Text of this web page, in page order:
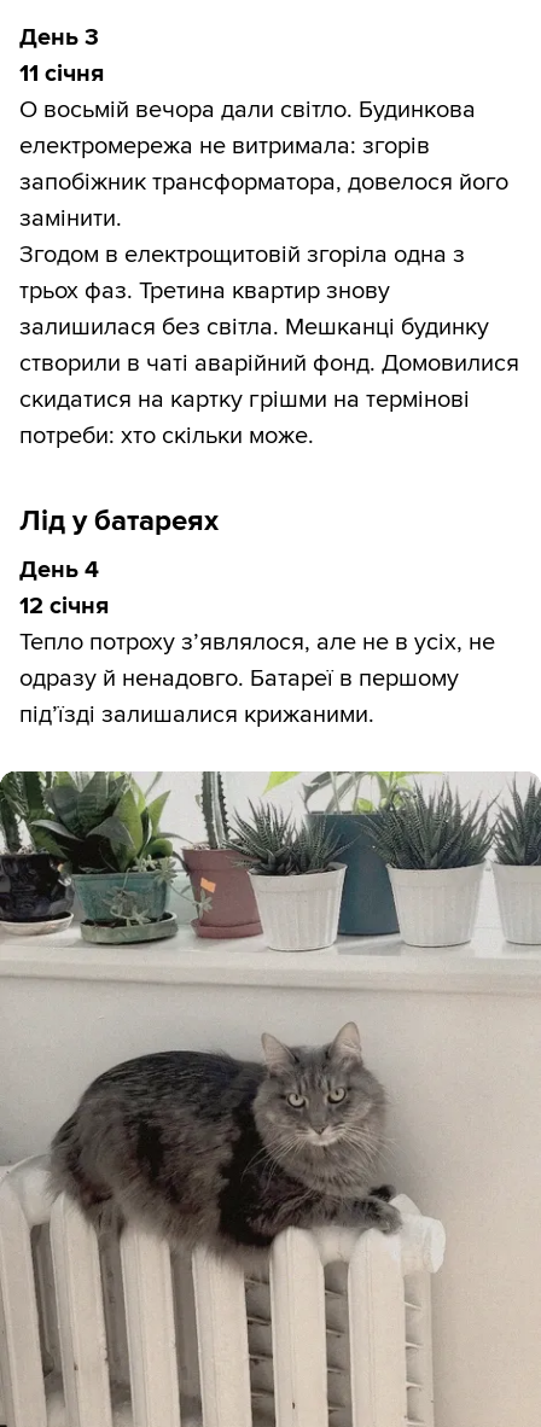
День 3
11 січня
О восьмій вечора дали світло. Будинкова
електромережа не витримала: згорів
запобіжник трансформатора, довелося його
замінити.
Згодом в електрощитовій згоріла одна з
трьох фаз. Третина квартир знову
залишилася без світла. Мешканці будинку
створили в чаті аварійний фонд. Домовилися
скидатися на картку грішми на термінові
потреби: хто скільки може.
Лід у батареях
День 4
12 січня
Тепло потроху з’являлося, але не в усіх, не
одразу й ненадовго. Батареї в першому
під’їзді залишалися крижаними.